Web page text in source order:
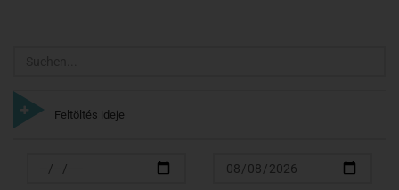
Feltöltés ideje